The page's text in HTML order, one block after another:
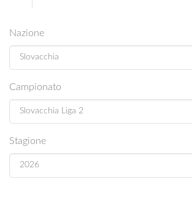
Nazione
Campionato
Stagione